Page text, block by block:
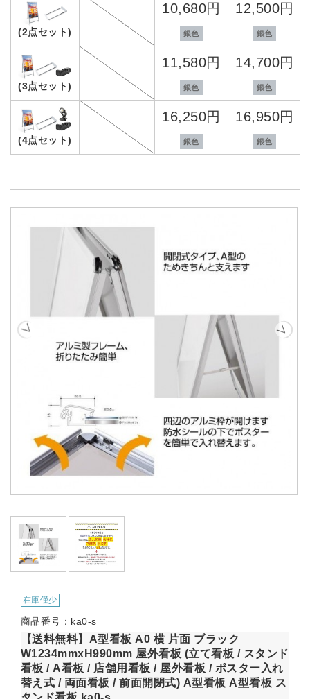
(2点セット)
10,680円
銀色
12,500円
銀色
(3点セット)
11,580円
銀色
14,700円
銀色
(4点セット)
16,250円
銀色
16,950円
銀色
在庫僅少
商品番号：ka0-s
【送料無料】A型看板 A0 横 片面 ブラック
W1234mmxH990mm 屋外看板 (立て看板 / スタンド
看板 / A看板 / 店舗用看板 / 屋外看板 / ポスター入れ
替え式 / 両面看板 / 前面開閉式) A型看板 A型看板 ス